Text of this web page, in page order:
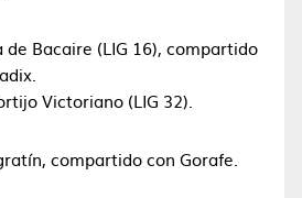
de Bacaire (LIG 16), compartido
Victoriano (LIG 32).
compartido con Gorafe.